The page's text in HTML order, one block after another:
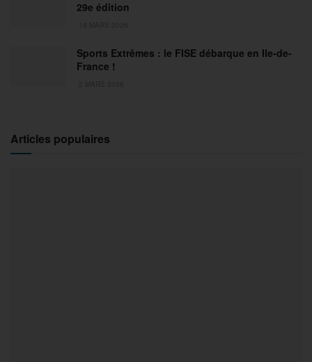
29e édition
Sports Extrêmes : le FISE débarque en Ile-de-
France !
Articles populaires